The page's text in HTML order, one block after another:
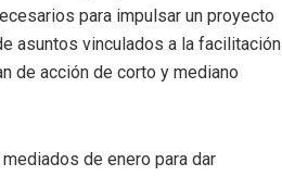
para impulsar un proyecto
asuntos vinculados a la facilitación
de acción de corto y mediano
de enero para dar